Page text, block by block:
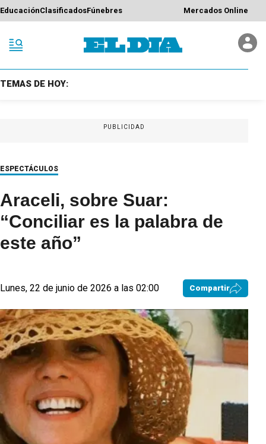
EducaciónClasificadosFúnebres Mercados Online
TEMAS DE HOY:
PUBLICIDAD
ESPECTÁCULOS
Araceli, sobre Suar:
“Conciliar es la palabra de
este año”
Lunes, 22 de junio de 2026 a las 02:00 Compartir